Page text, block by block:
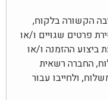
הקשורה בלקוח,
פרטים שגויים ו/או
ביצוע ההזמנה ו/או
החברה רשאית
ולחייבו עבור